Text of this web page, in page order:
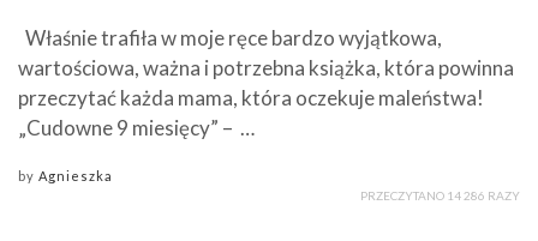
Właśnie trafiła w moje ręce bardzo wyjątkowa,
wartościowa, ważna i potrzebna książka, która powinna
przeczytać każda mama, która oczekuje maleństwa!
„Cudowne 9 miesięcy” – …
by Agnieszka
PRZECZYTANO 14 286 RAZY